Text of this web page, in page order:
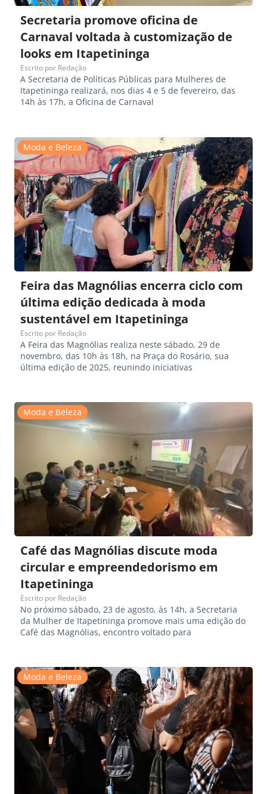
Secretaria promove oficina de
Carnaval voltada à customização de
looks em Itapetininga
Escrito por Redação
A Secretaria de Políticas Públicas para Mulheres de
Itapetininga realizará, nos dias 4 e 5 de fevereiro, das
14h às 17h, a Oficina de Carnaval
Moda e Beleza
Feira das Magnólias encerra ciclo com
última edição dedicada à moda
sustentável em Itapetininga
Escrito por Redação
A Feira das Magnólias realiza neste sábado, 29 de
novembro, das 10h às 18h, na Praça do Rosário, sua
última edição de 2025, reunindo iniciativas
Moda e Beleza
Café das Magnólias discute moda
circular e empreendedorismo em
Itapetininga
Escrito por Redação
No próximo sábado, 23 de agosto, às 14h, a Secretaria
da Mulher de Itapetininga promove mais uma edição do
Café das Magnólias, encontro voltado para
Moda e Beleza